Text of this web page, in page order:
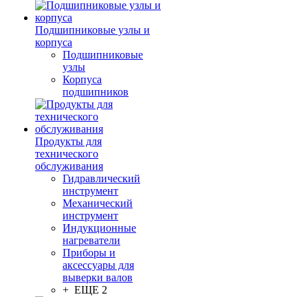
Подшипниковые узлы и
корпуса
Подшипниковые
узлы
Корпуса
подшипников
Продукты для
технического
обслуживания
Гидравлический
инструмент
Механический
инструмент
Индукционные
нагреватели
Приборы и
аксессуары для
выверки валов
+ ЕЩЕ 2